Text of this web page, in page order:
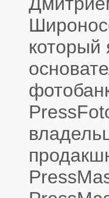
который